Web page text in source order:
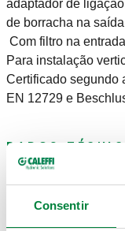
Consentir
adaptador de
de borracha na
Com filtro na
Para instalação
Certificado segundo
EN 12729 e
DADOS
Material:latão
Pressão nominal